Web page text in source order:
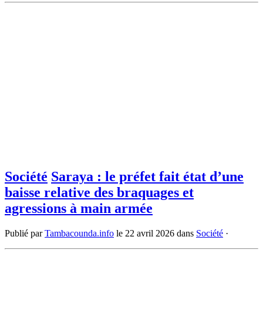
Société Saraya : le préfet fait état d’une
baisse relative des braquages et
agressions à main armée
Publié parTambacounda.info le 22 avril 2026 dans Société ·